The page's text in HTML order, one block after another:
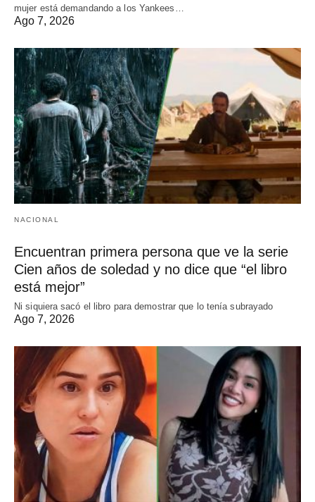
mujer está demandando a los Yankees…
Ago 7, 2026
NACIONAL
Encuentran primera persona que ve la serie
Cien años de soledad y no dice que “el libro
está mejor”
Ni siquiera sacó el libro para demostrar que lo tenía subrayado
Ago 7, 2026